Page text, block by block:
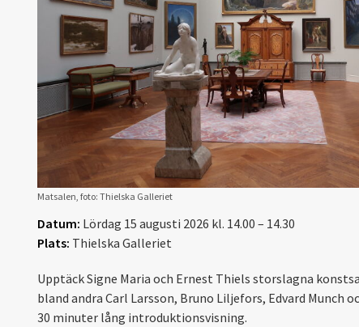
Matsalen, foto: Thielska Galleriet
Datum: Lördag 15 augusti 2026 kl. 14.00 – 14.30
Plats: Thielska Galleriet
Upptäck Signe Maria och Ernest Thiels storslagna
bland andra Carl Larsson, Bruno Liljefors, Edvard Munch
30 minuter lång introduktionsvisning.